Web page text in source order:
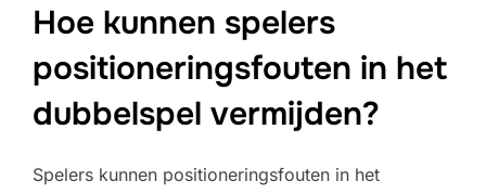
Hoe kunnen spelers
positioneringsfouten in het
dubbelspel vermijden?
Spelers kunnen positioneringsfouten in het